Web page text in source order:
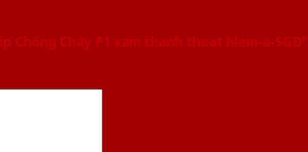
Chống Cháy P1 xam thanh thoat hiem-a-SGD”